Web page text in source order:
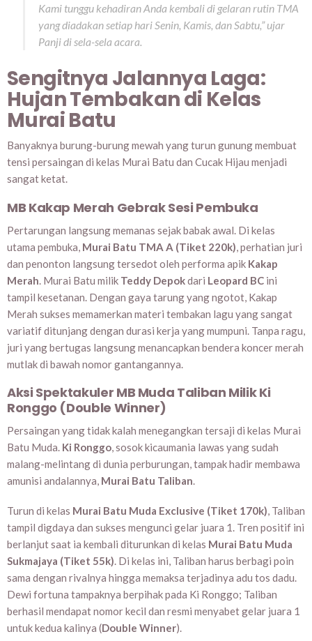
Kami tunggu kehadiran Anda kembali di gelaran rutin TMA
yang diadakan setiap hari Senin, Kamis, dan Sabtu,” ujar
Panji di sela-sela acara.
Sengitnya Jalannya Laga:
Hujan Tembakan di Kelas
Murai Batu
Banyaknya burung-burung mewah yang turun gunung membuat
tensi persaingan di kelas Murai Batu dan Cucak Hijau menjadi
sangat ketat.
MB Kakap Merah Gebrak Sesi Pembuka
Pertarungan langsung memanas sejak babak awal. Di kelas
utama pembuka, Murai Batu TMA A (Tiket 220k), perhatian juri
dan penonton langsung tersedot oleh performa apik Kakap
Merah. Murai Batu milik Teddy Depokdari Leopard BC ini
tampil kesetanan. Dengan gaya tarung yang ngotot, Kakap
Merah sukses memamerkan materi tembakan lagu yang sangat
variatif ditunjang dengan durasi kerja yang mumpuni. Tanpa ragu,
juri yang bertugas langsung menancapkan bendera koncer merah
mutlak di bawah nomor gantangannya.
Aksi Spektakuler MB Muda Taliban Milik Ki
Ronggo (Double Winner)
Persaingan yang tidak kalah menegangkan tersaji di kelas Murai
Batu Muda. Ki Ronggo, sosok kicaumania lawas yang sudah
malang-melintang di dunia perburungan, tampak hadir membawa
amunisi andalannya, Murai Batu Taliban.
Turun di kelas Murai Batu Muda Exclusive (Tiket 170k), Taliban
tampil digdaya dan sukses mengunci gelar juara 1. Tren positif ini
berlanjut saat ia kembali diturunkan di kelas Murai Batu Muda
Sukmajaya (Tiket 55k). Di kelas ini, Taliban harus berbagi poin
sama dengan rivalnya hingga memaksa terjadinya adu tos dadu.
Dewi fortuna tampaknya berpihak pada Ki Ronggo; Taliban
berhasil mendapat nomor kecil dan resmi menyabet gelar juara 1
untuk kedua kalinya (Double Winner).